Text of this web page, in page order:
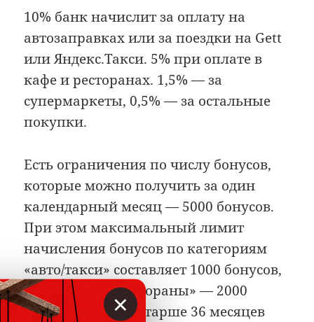
10% банк начислит за оплату на
автозаправках или за поездки на Gett
или Яндекс.Такси. 5% при оплате в
кафе и ресторанах. 1,5% — за
супермаркеты, 0,5% — за остальные
покупки.
Есть ограничения по числу бонусов,
которые можно получить за один
календарный месяц — 5000 бонусов.
При этом максимальный лимит
начисления бонусов по категориям
«авто/такси» составляет 1000 бонусов,
в категории «рестораны» — 2000
бонусов. Бонусы старше 36 месяцев
×